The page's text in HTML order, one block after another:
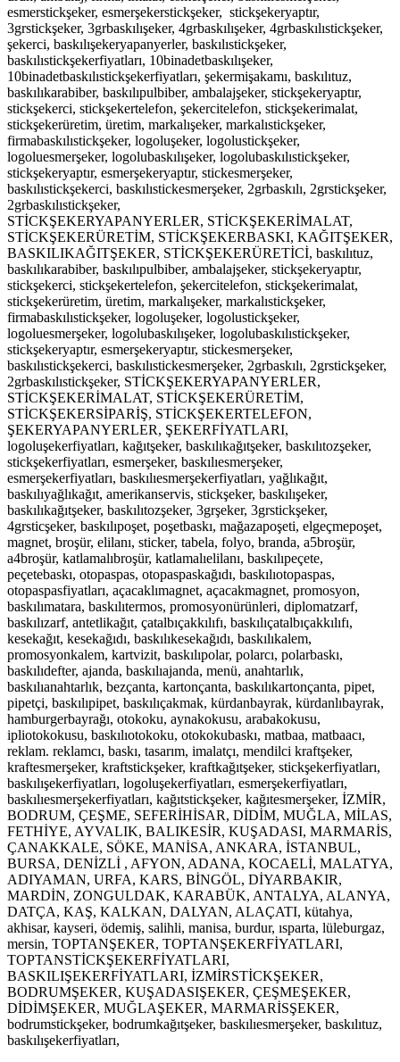
esmerstickşeker, esmerşekerstickşeker, stickşekeryaptır,
3grstickşeker, 3grbaskılışeker, 4grbaskılışeker, 4grbaskılıstickşeker,
şekerci, baskılışekeryapanyerler, baskılıstickşeker,
baskılıstickşekerfiyatları, 10binadetbaskılışeker,
10binadetbaskılıstickşekerfiyatları, şekermişakamı, baskılıtuz,
baskılıkarabiber, baskılıpulbiber, ambalajşeker, stickşekeryaptır,
stickşekerci, stickşekertelefon, şekercitelefon, stickşekerimalat,
stickşekerüretim, üretim, markalışeker, markalıstickşeker,
firmabaskılıstickşeker, logoluşeker, logolustickşeker,
logoluesmerşeker, logolubaskılışeker, logolubaskılıstickşeker,
stickşekeryaptır, esmerşekeryaptır, stickesmerşeker,
baskılıstickşekerci, baskılıstickesmerşeker, 2grbaskılı, 2grstickşeker,
2grbaskılıstickşeker,
STİCKŞEKERYAPANYERLER, STİCKŞEKERİMALAT,
STİCKŞEKERÜRETİM, STİCKŞEKERBASKI, KAĞITŞEKER,
BASKILIKAĞITŞEKER, STİCKŞEKERÜRETİCİ, baskılıtuz,
baskılıkarabiber, baskılıpulbiber, ambalajşeker, stickşekeryaptır,
stickşekerci, stickşekertelefon, şekercitelefon, stickşekerimalat,
stickşekerüretim, üretim, markalışeker, markalıstickşeker,
firmabaskılıstickşeker, logoluşeker, logolustickşeker,
logoluesmerşeker, logolubaskılışeker, logolubaskılıstickşeker,
stickşekeryaptır, esmerşekeryaptır, stickesmerşeker,
baskılıstickşekerci, baskılıstickesmerşeker, 2grbaskılı, 2grstickşeker,
2grbaskılıstickşeker, STİCKŞEKERYAPANYERLER,
STİCKŞEKERİMALAT, STİCKŞEKERÜRETİM,
STİCKŞEKERSİPARİŞ, STİCKŞEKERTELEFON,
ŞEKERYAPANYERLER, ŞEKERFİYATLARI,
logoluşekerfiyatları, kağıtşeker, baskılıkağıtşeker, baskılıtozşeker,
stickşekerfiyatları, esmerşeker, baskılıesmerşeker,
esmerşekerfiyatları, baskılıesmerşekerfiyatları, yağlıkağıt,
baskılıyağlıkağıt, amerikanservis, stickşeker, baskılışeker,
baskılıkağıtşeker, baskılıtozşeker, 3grşeker, 3grstickşeker,
4grsticşeker, baskılıpoşet, poşetbaskı, mağazapoşeti, elgeçmepoşet,
magnet, broşür, elilanı, sticker, tabela, folyo, branda, a5broşür,
a4broşür, katlamalıbroşür, katlamalıelilanı, baskılıpeçete,
peçetebaskı, otopaspas, otopaspaskağıdı, baskılıotopaspas,
otopaspasfiyatları, açacaklımagnet, açacakmagnet, promosyon,
baskılımatara, baskılıtermos, promosyonürünleri, diplomatzarf,
baskılızarf, antetlikağıt, çatalbıçakkılıfı, baskılıçatalbıçakkılıfı,
kesekağıt, kesekağıdı, baskılıkesekağıdı, baskılıkalem,
promosyonkalem, kartvizit, baskılıpolar, polarcı, polarbaskı,
baskılıdefter, ajanda, baskılıajanda, menü, anahtarlık,
baskılıanahtarlık, bezçanta, kartonçanta, baskılıkartonçanta, pipet,
pipetçi, baskılıpipet, baskılıçakmak, kürdanbayrak, kürdanlıbayrak,
hamburgerbayrağı, otokoku, aynakokusu, arabakokusu,
ipliotokokusu, baskılıotokoku, otokokubaskı, matbaa, matbaacı,
reklam. reklamcı, baskı, tasarım, imalatçı, mendilci kraftşeker,
kraftesmerşeker, kraftstickşeker, kraftkağıtşeker, stickşekerfiyatları,
baskılışekerfiyatları, logoluşekerfiyatları, esmerşekerfiyatları,
baskılıesmerşekerfiyatları, kağıtstickşeker, kağıtesmerşeker, İZMİR,
BODRUM, ÇEŞME, SEFERİHİSAR, DİDİM, MUĞLA, MİLAS,
FETHİYE, AYVALIK, BALIKESİR, KUŞADASI, MARMARİS,
ÇANAKKALE, SÖKE, MANİSA, ANKARA, İSTANBUL,
BURSA, DENİZLİ , AFYON, ADANA, KOCAELİ, MALATYA,
ADIYAMAN, URFA, KARS, BİNGÖL, DİYARBAKIR,
MARDİN, ZONGULDAK, KARABÜK, ANTALYA, ALANYA,
DATÇA, KAŞ, KALKAN, DALYAN, ALAÇATI, kütahya,
akhisar, kayseri, ödemiş, salihli, manisa, burdur, ısparta, lüleburgaz,
mersin, TOPTANŞEKER, TOPTANŞEKERFİYATLARI,
TOPTANSTİCKŞEKERFİYATLARI,
BASKILIŞEKERFİYATLARI, İZMİRSTİCKŞEKER,
BODRUMŞEKER, KUŞADASIŞEKER, ÇEŞMEŞEKER,
DİDİMŞEKER, MUĞLAŞEKER, MARMARİSŞEKER,
bodrumstickşeker, bodrumkağıtşeker, baskılıesmerşeker, baskılıtuz,
baskılışekerfiyatları,